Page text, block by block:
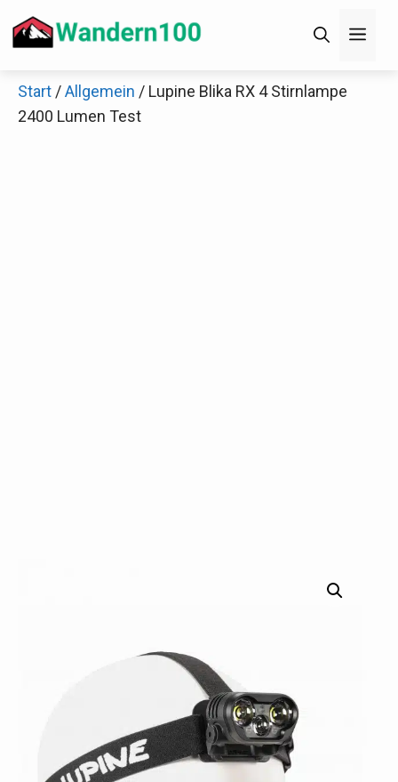
Inhalt
Start /Allgemein / Lupine Blika RX 4 Stirnlampe
2400 Lumen TestDecathlon Sale